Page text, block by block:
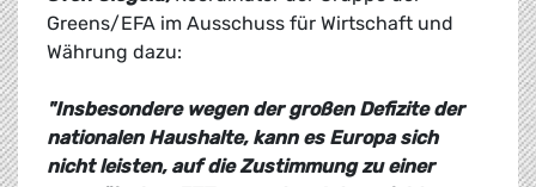
Greens/EFA im Ausschuss für Wirtschaft und
Währung dazu:
"Insbesondere wegen der großen Defizite der
nationalen Haushalte, kann es Europa sich
nicht leisten, auf die Zustimmung zu einer